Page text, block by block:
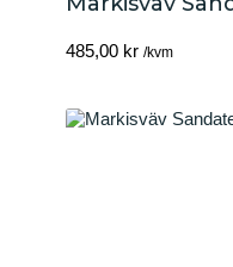
485,00 kr /kvm